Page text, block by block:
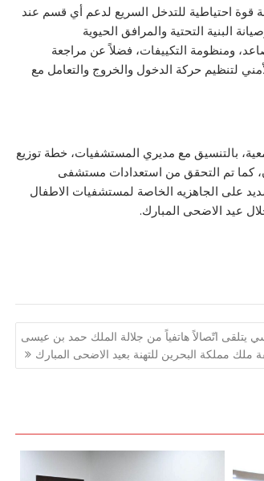
قوة احتياطية للتدخل السريع لدعم أي قسم عند
البنية التحتية والمرافق الحيوية
ومنظومة التكييفات، فضلاً عن مراجعة
لتنظيم حركة الدخول والخروج والتعامل مع
بالتنسيق مع مديري المستشفيات، خطة توزيع
كما تم التحقق من استعدادات مستشفى
على الجاهزيه الخاصة لمستشفيات الاطفال
عيد الاضحى المبارك.
يتلقى اتّصالاً هاتفياً من جلالة الملك حمد بن عيسى
ملك مملكة البحرين للتهنة بعيد الاضحى المبارك